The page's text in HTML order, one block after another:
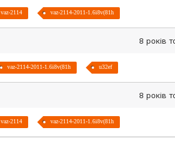
vaz-2114 vaz-2114-2011-1.6i8v(81h
8 років
vaz-2114-2011-1.6i8v(81h u32ef
8 років
vaz-2114 vaz-2114-2011-1.6i8v(81h